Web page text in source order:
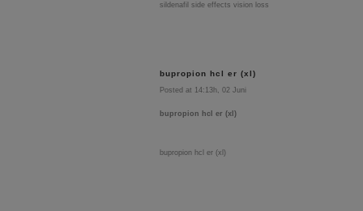
sildenafil side effects vision loss
bupropion hcl er (xl)
Posted at 14:13h, 02 Juni
bupropion hcl er (xl)
bupropion hcl er (xl)